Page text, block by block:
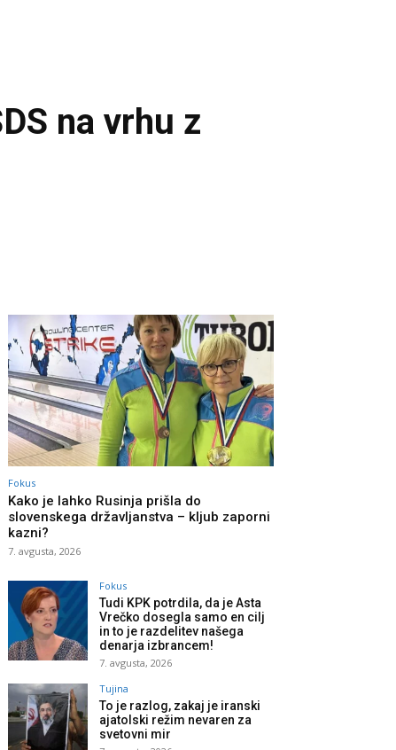
na vrhu z
Fokus
Kako je lahko Rusinja prišla do
slovenskega državljanstva – kljub zaporni
kazni?
7. avgusta, 2026
Fokus
Tudi KPK potrdila, da je Asta
Vrečko dosegla samo en cilj
in to je razdelitev našega
denarja izbrancem!
7. avgusta, 2026
Tujina
To je razlog, zakaj je iranski
ajatolski režim nevaren za
svetovni mir